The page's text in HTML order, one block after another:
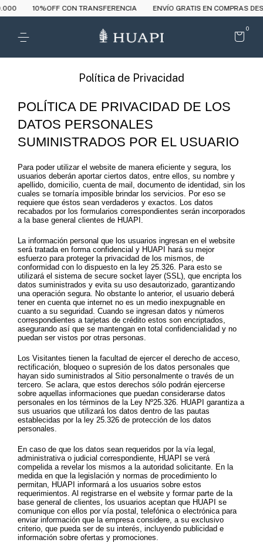
10%OFF CON TRANSFERENCIA ENVÍO GRATIS EN COMPRAS
0
Política de Privacidad
POLÍTICA DE PRIVACIDAD DE LOS
DATOS PERSONALES
SUMINISTRADOS POR EL USUARIO
Para poder utilizar el website de manera eficiente y segura, los
usuarios deberán aportar ciertos datos, entre ellos, su nombre y
apellido, domicilio, cuenta de mail, documento de identidad, sin los
cuales se tornaría imposible brindar los servicios. Por eso se
requiere que éstos sean verdaderos y exactos. Los datos
recabados por los formularios correspondientes serán incorporados
a la base general clientes de HUAPI.
La información personal que los usuarios ingresan en el website
será tratada en forma confidencial y HUAPI hará su mejor
esfuerzo para proteger la privacidad de los mismos, de
conformidad con lo dispuesto en la ley 25.326. Para esto se
utilizará el sistema de secure socket layer (SSL), que encripta los
datos suministrados y evita su uso desautorizado, garantizando
una operación segura. No obstante lo anterior, el usuario deberá
tener en cuenta que internet no es un medio inexpugnable en
cuanto a su seguridad. Cuando se ingresan datos y números
correspondientes a tarjetas de crédito estos son encriptados,
asegurando así que se mantengan en total confidencialidad y no
puedan ser vistos por otras personas.
Los Visitantes tienen la facultad de ejercer el derecho de acceso,
rectificación, bloqueo o supresión de los datos personales que
hayan sido suministrados al Sitio personalmente o través de un
tercero. Se aclara, que estos derechos sólo podrán ejercerse
sobre aquellas informaciones que puedan considerarse datos
personales en los términos de la Ley Nº25.326. HUAPI garantiza a
sus usuarios que utilizará los datos dentro de las pautas
establecidas por la ley 25.326 de protección de los datos
personales.
En caso de que los datos sean requeridos por la vía legal,
administrativa o judicial correspondiente, HUAPI se verá
compelida a revelar los mismos a la autoridad solicitante. En la
medida en que la legislación y normas de procedimiento lo
permitan, HUAPI informará a los usuarios sobre estos
requerimientos. Al registrarse en el website y formar parte de la
base general de clientes, los usuarios aceptan que HUAPI se
comunique con ellos por vía postal, telefónica o electrónica para
enviar información que la empresa considere, a su exclusivo
criterio, que pueda ser de su interés, incluyendo publicidad e
información sobre ofertas y promociones.